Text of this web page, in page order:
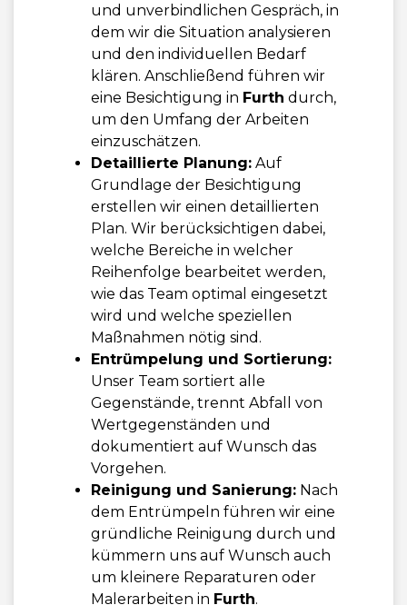
und unverbindlichen Gespräch, in
dem wir die Situation analysieren
und den individuellen Bedarf
klären. Anschließend führen wir
eine Besichtigung in Furth durch,
um den Umfang der Arbeiten
einzuschätzen.
Detaillierte Planung: Auf
Grundlage der Besichtigung
erstellen wir einen detaillierten
Plan. Wir berücksichtigen dabei,
welche Bereiche in welcher
Reihenfolge bearbeitet werden,
wie das Team optimal eingesetzt
wird und welche speziellen
Maßnahmen nötig sind.
Entrümpelung und Sortierung:
Unser Team sortiert alle
Gegenstände, trennt Abfall von
Wertgegenständen und
dokumentiert auf Wunsch das
Vorgehen.
Reinigung und Sanierung: Nach
dem Entrümpeln führen wir eine
gründliche Reinigung durch und
kümmern uns auf Wunsch auch
um kleinere Reparaturen oder
Malerarbeiten in Furth.